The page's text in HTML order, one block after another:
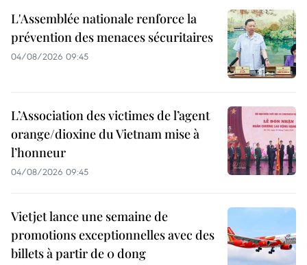
L'Assemblée nationale renforce la
prévention des menaces sécuritaires
04/08/2026 09:45
L’Association des victimes de l’agent
orange/dioxine du Vietnam mise à
l’honneur
04/08/2026 09:45
Vietjet lance une semaine de
promotions exceptionnelles avec des
billets à partir de 0 dong